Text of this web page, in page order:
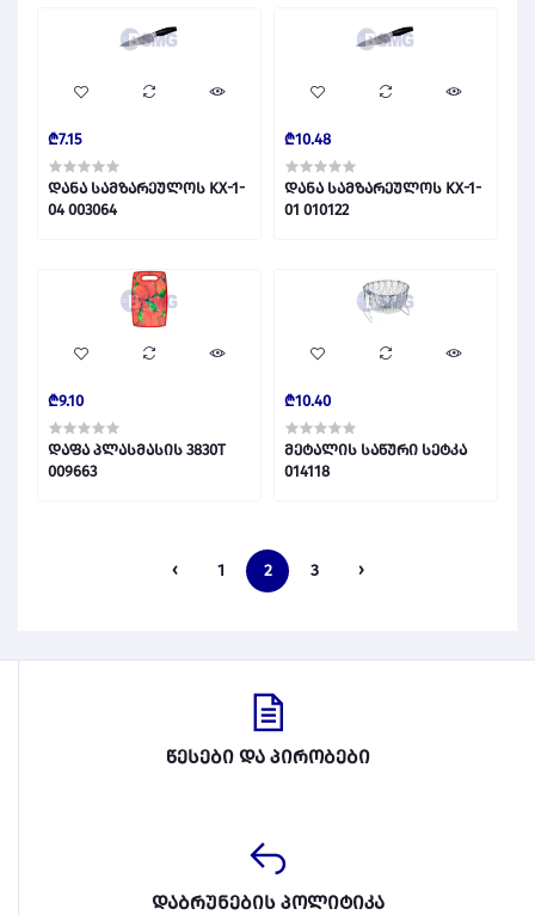
₾7.15
დანა სამზარეულოს KX-1-
04 003064
₾10.48
დანა სამზარეულოს KX-1-
01 010122
₾9.10
დაფა პლასმასის 3830T
009663
₾10.40
მეტალის საწური სეტკა
014118
‹ 1 2 3 ›
წესები და პირობები
დაბრუნების პოლიტიკა